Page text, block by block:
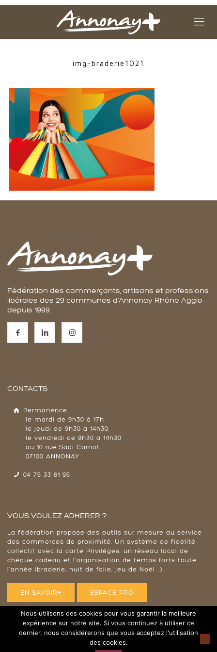
img-braderie1021
Fédération des commerçants, artisans et professions
libérales des 29 communes d'Annonay Rhône Agglo
depuis 1999.
CONTACTS
Permanence
le mardi de 9h30 à 17h
le jeudi de 9h30 à 14h30,
le vendredi de 9h30 à 14h30
au 10 rue Sadi Carnot
07100 ANNONAY
04 75 33 61 95
VOUS VOULEZ ADHERER ?
La fédération propose des outils sur mesure au service
des commerces de proximité. Un système de fidélité
collectif avec la carte Privilèges, un réseau local de
chèque cadeau et l'organisation de temps forts toute
l’année (braderie, nuit de folie, jeu de Noël ..).
EN SAVOIR+ ESPACE PRO
© 2023 Annonay plus - Tous droits réservés |
Nous utilisons des cookies pour vous garantir la meilleure
expérience sur notre site. Si vous continuez à utiliser ce
dernier, nous considérerons que vous acceptez l'utilisation
des cookies.